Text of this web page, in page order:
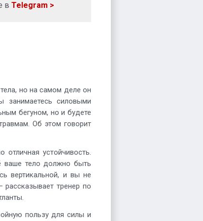
в Telegram >
но на самом деле он
занимаетесь силовыми
бегуном, но и будете
Об этом говорит
устойчивость.
ваше тело должно быть
вертикальной, и вы не
рассказывает тренер по
пользу для силы и